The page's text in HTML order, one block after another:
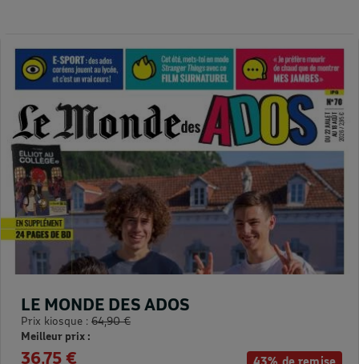
43% de remise
LE MONDE DES ADOS
Prix kiosque : 64,90 €
Meilleur prix :
36,75 €